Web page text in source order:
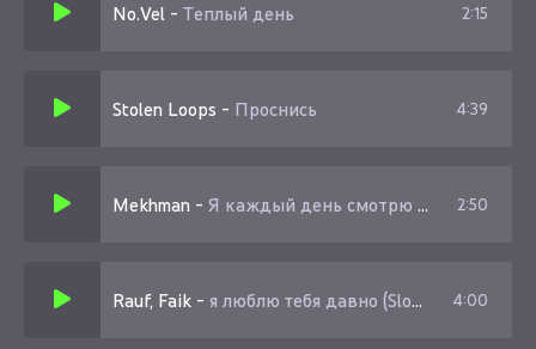
No.Vel - Теплый день 2:15
Stolen Loops - Проснись 4:39
Mekhman - Я каждый день смотрю в глаза как 2:50
Rauf, Faik - я люблю тебя давно (Slowed) 4:00